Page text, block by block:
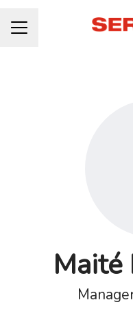
CARRIÈREMENU
Maité